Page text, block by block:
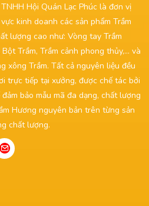
Hội Quán Lạc Phúc là đơn vị
kinh doanh các sản phẩm Trầm
lượng cao như: Vòng tay Trầm
Trầm, Trầm cảnh phong thủy,... và
xông Trầm. Tất cả nguyên liệu đều
trực tiếp tại xưởng, được chế tác bởi
bảo mẫu mã đa dạng, chất lượng
Hương nguyên bản trên từng sản
chất lượng.